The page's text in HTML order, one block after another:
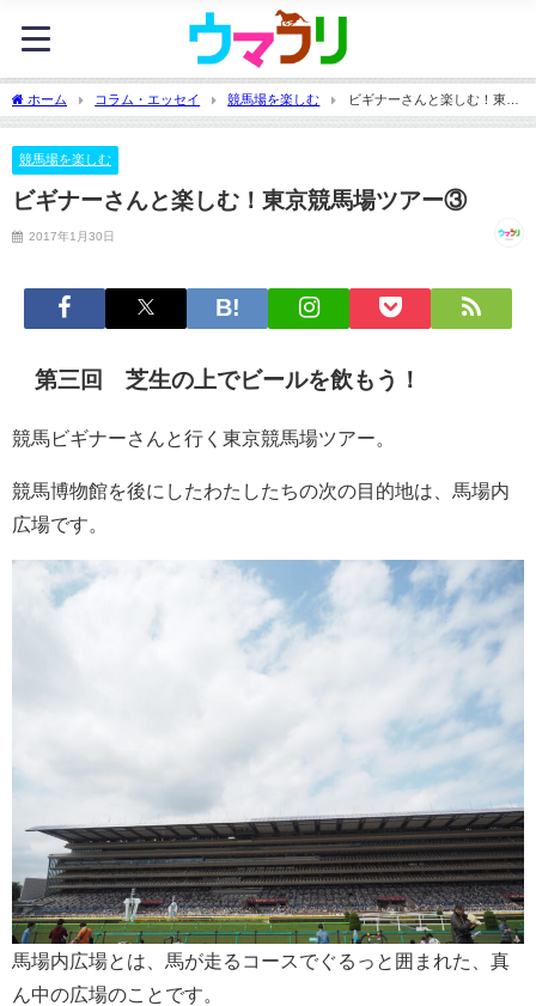
ホーム コラム・エッセイ 競馬場を楽しむ
ビギナーさんと楽しむ！東京
競馬場ツアー③
競馬場を楽しむ
ビギナーさんと楽しむ！東京競馬場ツアー③
2017年1月30日
第三回 芝生の上でビールを飲もう！
競馬ビギナーさんと行く東京競馬場ツアー。
競馬博物館を後にしたわたしたちの次の目的地は、馬場内
広場です。
馬場内広場とは、馬が走るコースでぐるっと囲まれた、真
ん中の広場のことです。